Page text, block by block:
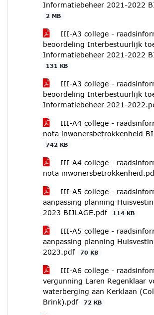
Informatiebeheer 2021-2022
2 MB
III-A3 college -
beoordeling Interbestuurlijk
Informatiebeheer 2021-2022
131 KB
III-A3 college -
beoordeling Interbestuurlijk
Informatiebeheer 2021-
III-A4 college -
nota inwonersbetrokkenheid
742 KB
III-A4 college -
nota
III-A5 college -
aanpassing planning
2023 BIJLAGE.pdf
114 KB
III-A5 college -
aanpassing planning
2023.pdf
70 KB
III-A6 college -
vergunning Laren Regenklaar
waterberging aan Kerklaan
Brink).pdf
72 KB